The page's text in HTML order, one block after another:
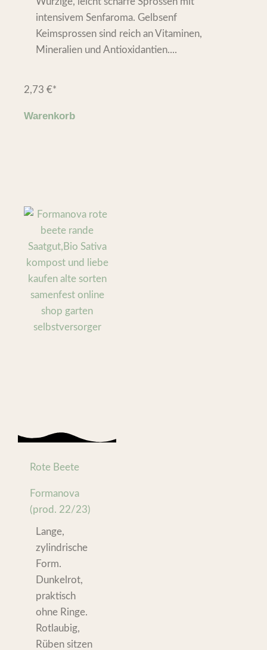
intensivem Senfaroma. Gelbsenf
Keimsprossen sind reich an Vitaminen,
Mineralien und Antioxidantien....
2,73 €*
Warenkorb
Rote Beete
Formanova
(prod. 22/23)
Lange,
zylindrische
Form.
Dunkelrot,
praktisch
ohne Ringe.
Rotlaubig,
Rüben sitzen